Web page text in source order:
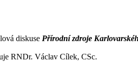
diskuse Přírodní zdroje
RNDr. Václav Cílek, CSc.